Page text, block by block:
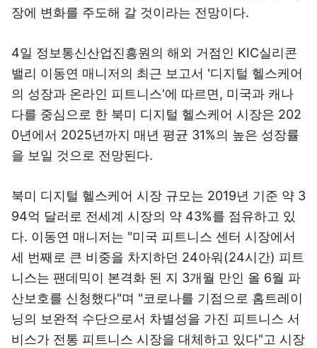
장에 변화를 주도해 갈 것이라는 전망이다.
4일 정보통신산업진흥원의 해외 거점인 KIC실리콘
밸리 이동연 매니저의 최근 보고서 '디지털 헬스케어
의 성장과 온라인 피트니스'에 따르면, 미국과 캐나
다를 중심으로 한 북미 디지털 헬스케어 시장은 202
0년에서 2025년까지 매년 평균 31%의 높은 성장률
을 보일 것으로 전망된다.
북미 디지털 헬스케어 시장 규모는 2019년 기준 약 3
94억 달러로 전세계 시장의 약 43%를 점유하고 있
다. 이동연 매니저는 "미국 피트니스 센터 시장에서
세 번째로 큰 비중을 차지하던 24아워(24시간) 피트
니스는 팬데믹이 본격화 된 지 3개월 만인 올 6월 파
산보호를 신청했다"며 "코로나를 기점으로 홈트레이
닝의 보완적 수단으로서 차별성을 가진 피트니스 서
비스가 전통 피트니스 시장을 대체하고 있다"고 시장